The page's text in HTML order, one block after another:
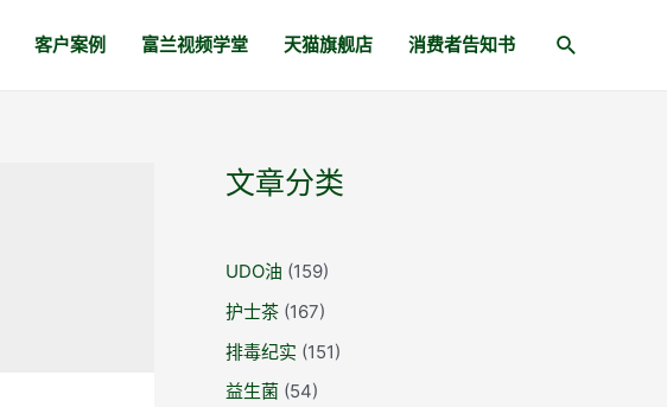
客户案例 富兰视频学堂 天猫旗舰店 消费者告知书
文章分类
UDO油 (159)
护士茶 (167)
排毒纪实 (151)
益生菌 (54)